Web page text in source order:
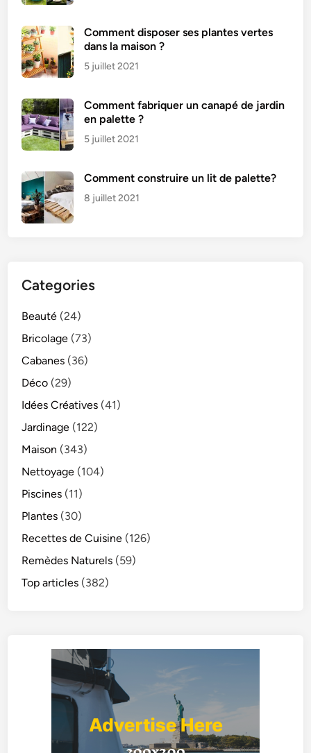
m
p
s
Comment disposer ses plantes vertes
dans la maison ?
5 juillet 2021
Comment fabriquer un canapé de jardin
en palette ?
5 juillet 2021
Comment construire un lit de palette?
8 juillet 2021
Categories
Beauté (24)
Bricolage (73)
Cabanes (36)
Déco (29)
Idées Créatives (41)
Jardinage (122)
Maison (343)
Nettoyage (104)
Piscines (11)
Plantes (30)
Recettes de Cuisine (126)
Remèdes Naturels (59)
Top articles (382)